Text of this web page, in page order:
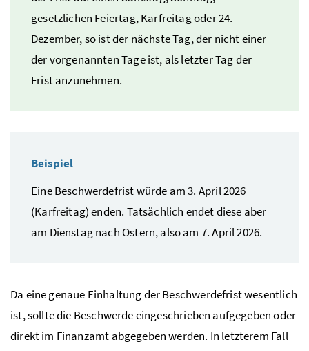
gesetzlichen Feiertag, Karfreitag oder 24.
Dezember, so ist der nächste Tag, der nicht einer
der vorgenannten Tage ist, als letzter Tag der
Frist anzunehmen.
Beispiel
Eine Beschwerdefrist würde am 3. April 2026
(Karfreitag) enden. Tatsächlich endet diese aber
am Dienstag nach Ostern, also am 7. April 2026.
Da eine genaue Einhaltung der Beschwerdefrist wesentlich
ist, sollte die Beschwerde eingeschrieben aufgegeben oder
direkt im Finanzamt abgegeben werden. In letzterem Fall